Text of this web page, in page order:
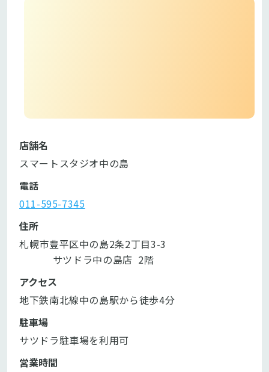
店舗名
スマートスタジオ中の島
電話
011-595-7345
住所
札幌市豊平区中の島2条2丁目3-3
            サツドラ中の島店  2階
アクセス
地下鉄南北線中の島駅から徒歩4分
駐車場
サツドラ駐車場を利用可
営業時間